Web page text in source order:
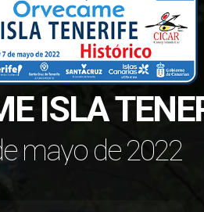
ISLA
mayo de 2022